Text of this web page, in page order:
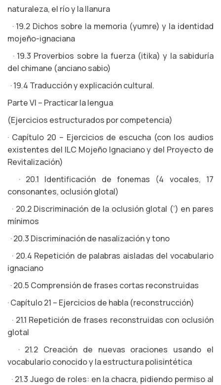
naturaleza, el río y la llanura
· 19.2 Dichos sobre la memoria (yumre) y la identidad
mojeño-ignaciana
· 19.3 Proverbios sobre la fuerza (itika) y la sabiduría
del chimane (anciano sabio)
· 19.4 Traducción y explicación cultural.
Parte VI – Practicar la lengua
(Ejercicios estructurados por competencia)
· Capítulo 20 – Ejercicios de escucha (con los audios
existentes del ILC Mojeño Ignaciano y del Proyecto de
Revitalización)
· 20.1 Identificación de fonemas (4 vocales, 17
consonantes, oclusión glotal)
· 20.2 Discriminación de la oclusión glotal (’) en pares
mínimos
· 20.3 Discriminación de nasalización y tono
· 20.4 Repetición de palabras aisladas del vocabulario
ignaciano
· 20.5 Comprensión de frases cortas reconstruidas
· Capítulo 21 – Ejercicios de habla (reconstrucción)
· 21.1 Repetición de frases reconstruidas con oclusión
glotal
· 21.2 Creación de nuevas oraciones usando el
vocabulario conocido y la estructura polisintética
· 21.3 Juego de roles: en la chacra, pidiendo permiso al